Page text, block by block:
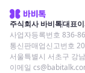
주식회사 바비톡대표
사업자등록번호 836-
통신판매업신고번호
서울특별시 서초구 강
이메일